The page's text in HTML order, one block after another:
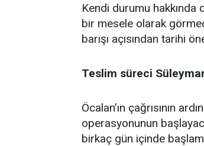
Kendi durumu
bir mesele olarak
barışı açısından tarihi
Teslim süreci
Öcalan’ın çağrısının
operasyonunun
birkaç gün içinde